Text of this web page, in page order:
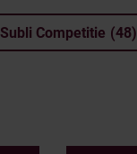
Subli Competitie (48)